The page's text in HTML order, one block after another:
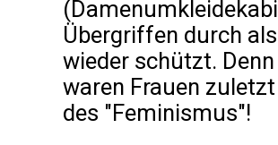
Übergriffen durch
wieder schützt.
waren Frauen
des "Feminismus"!